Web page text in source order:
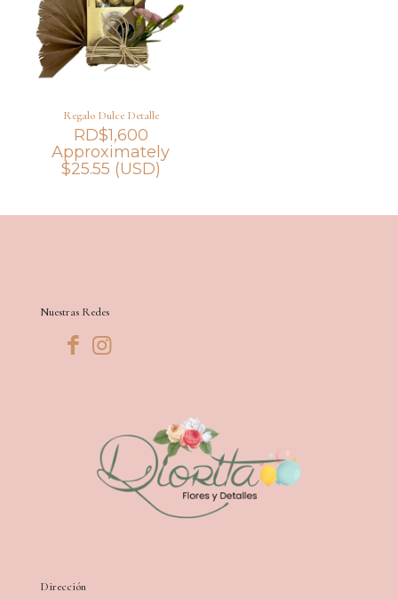
Regalo Dulce Detalle
RD$1,600
Approximately
$25.55 (USD)
Nuestras Redes
Dirección